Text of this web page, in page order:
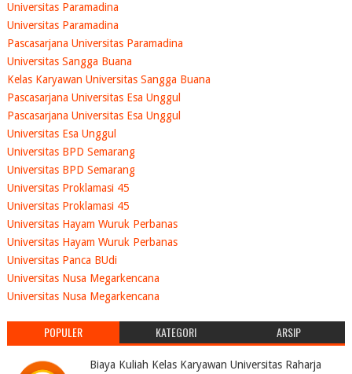
Universitas Paramadina
Universitas Paramadina
Pascasarjana Universitas Paramadina
Universitas Sangga Buana
Kelas Karyawan Universitas Sangga Buana
Pascasarjana Universitas Esa Unggul
Pascasarjana Universitas Esa Unggul
Universitas Esa Unggul
Universitas BPD Semarang
Universitas BPD Semarang
Universitas Proklamasi 45
Universitas Proklamasi 45
Universitas Hayam Wuruk Perbanas
Universitas Hayam Wuruk Perbanas
Universitas Panca BUdi
Universitas Nusa Megarkencana
Universitas Nusa Megarkencana
POPULER KATEGORI ARSIP
Biaya Kuliah Kelas Karyawan Universitas Raharja